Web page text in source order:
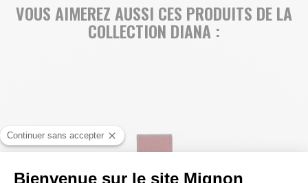
VOUS AIMEREZ AUSSI CES PRODUITS DE LA
COLLECTION DIANA :